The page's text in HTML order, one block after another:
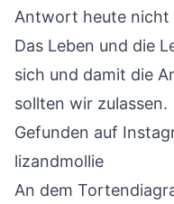
Antwort heute nicht
Das Leben und die
sich und damit die
sollten wir zulassen.
Gefunden auf
lizandmollie
An dem